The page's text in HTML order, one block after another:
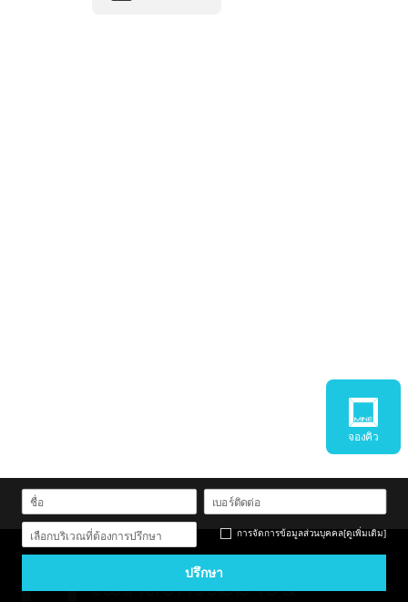
จองคิว
การจัดการข้อมูลส่วนบุคคล[ดูเพิ่มเติม]
เลือกบริเวณที่ต้องการปรึกษา